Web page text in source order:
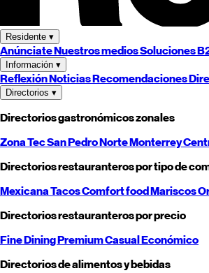
Residente ▾
AnúnciateNuestros mediosSoluciones
Información ▾
ReflexiónNoticiasRecomendaciones
Directorios ▾
Directorios gastronómicos zonales
Zona TecSan PedroNorteMonterrey
Directorios restauranteros por tipo de
MexicanaTacosComfort foodMariscos
Directorios restauranteros por precio
Fine DiningPremiumCasualEconómico
Directorios de alimentos y bebidas